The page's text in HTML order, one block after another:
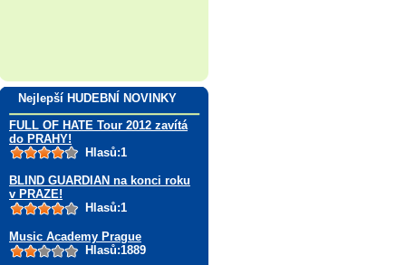
Nejlepší HUDEBNÍ NOVINKY
FULL OF HATE Tour 2012 zavítá
do PRAHY!
Hlasů:1
BLIND GUARDIAN na konci roku
v PRAZE!
Hlasů:1
Music Academy Prague
Hlasů:1889